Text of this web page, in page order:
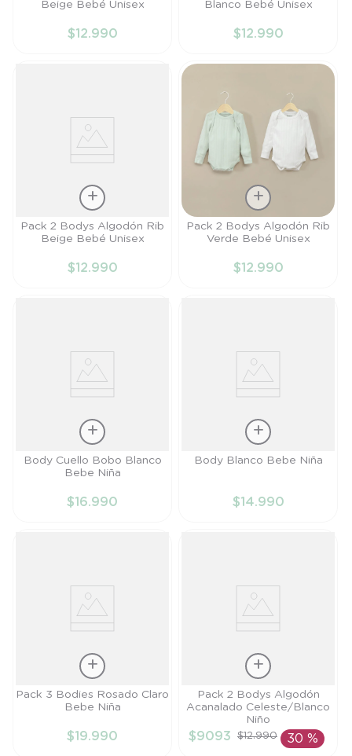
Beige Bebé Unisex
$12.990
Blanco Bebé Unisex
$12.990
Talla
Pack 2 Bodys Algodón Rib
Beige Bebé Unisex
$12.990
Talla
Pack 2 Bodys Algodón Rib
Verde Bebé Unisex
$12.990
Talla
Body Cuello Bobo Blanco
Bebe Niña
$16.990
Talla
Body Blanco Bebe Niña
$14.990
Talla
Pack 3 Bodies Rosado Claro
Bebe Niña
$19.990
Talla
AÑADIR AL
Pack 2 Bodys Algodón
Acanalado Celeste/Blanco
Niño
$9093 $12.990 30 %